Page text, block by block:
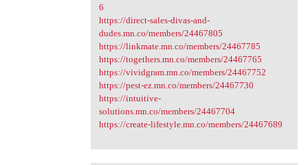
6
https://direct-sales-divas-and-
dudes.mn.co/members/24467805
https://linkmate.mn.co/members/24467785
https://togethers.mn.co/members/24467765
https://vividgram.mn.co/members/24467752
https://pest-ez.mn.co/members/24467730
https://intuitive-
solutions.mn.co/members/24467704
https://create-lifestyle.mn.co/members/24467689